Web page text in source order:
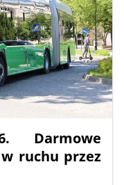
Darmowe
ruchu przez